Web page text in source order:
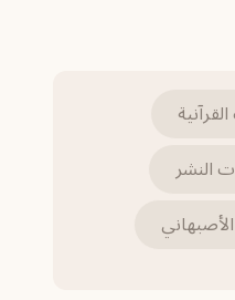
النشر
الأصبهاني